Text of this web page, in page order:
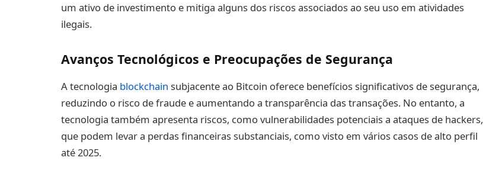
um ativo de investimento e mitiga alguns dos riscos associados ao seu uso em atividades
ilegais.
Avanços Tecnológicos e Preocupações de Segurança
A tecnologia blockchain subjacente ao Bitcoin oferece benefícios significativos de segurança,
reduzindo o risco de fraude e aumentando a transparência das transações. No entanto, a
tecnologia também apresenta riscos, como vulnerabilidades potenciais a ataques de hackers,
que podem levar a perdas financeiras substanciais, como visto em vários casos de alto perfil
até 2025.